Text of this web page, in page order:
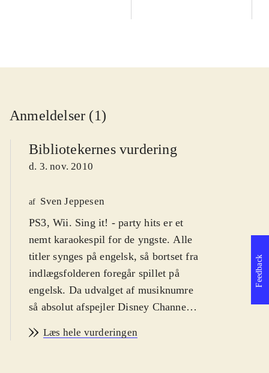
Anmeldelser (1)
Bibliotekernes vurdering
d. 3. nov. 2010
af Sven Jeppesen
PS3, Wii. Sing it! - party hits er et
nemt karaokespil for de yngste. Alle
titler synges på engelsk, så bortset fra
indlægsfolderen foregår spillet på
engelsk. Da udvalget af musiknumre
så absolut afspejler Disney Channel's
udelukkende sange med appel til de
Læs hele vurderingen
Feedback